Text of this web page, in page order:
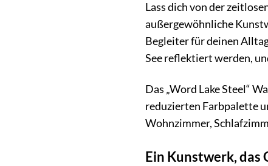
Lass dich von der
außergewöhnliche
Begleiter für deinen
See reflektiert werden,
Das „Word Lake Steel“
reduzierten Farbpalette
Wohnzimmer,
Ein Kunstwerk, das